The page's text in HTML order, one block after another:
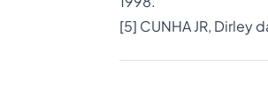
[5] CUNHA JR, Dirley